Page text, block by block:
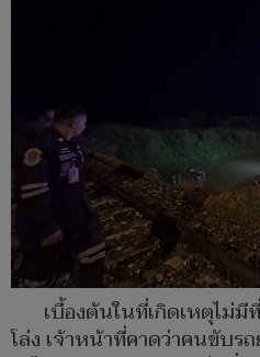
เบื้องต้นในที่เกิดเหตุไม่
โล่ง เจ้าหน้าที่คาดว่าคนขับ